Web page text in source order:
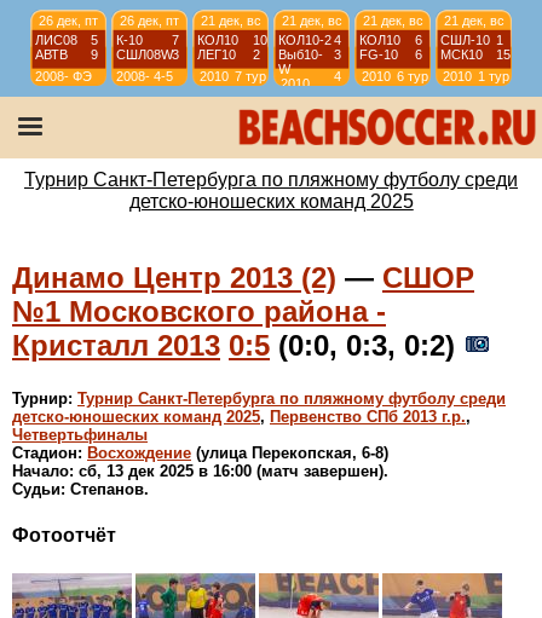
26 дек, пт
ЛИС08
5
АВТВ
9
2008-
2009
ФЭ
26 дек, пт
К-10
7
СШЛ08W3
2008-
2009
4-5
21 дек, вс
КОЛ10
10
ЛЕГ10
2
2010 7 тур
21 дек, вс
КОЛ10-24
Выб10-
W
3
2010
4
тур
21 дек, вс
КОЛ10
6
FG-10
6
2010 6 тур
21 дек, вс
СШЛ-10 1
МСК10
15
2010 1 тур
21 дек, вс
ВЫБ13R 2
МСК13
6
21 дек, вс
СЕСТ14
5
ЗЕН15
3
21 дек, вс
К-14(2)
4
КОЛ-14
12
Турнир Санкт-Петербурга по пляжному футболу среди
детско-юношеских команд 2025
Динамо Центр 2013 (2) — СШОР
№1 Московского района -
Кристалл 2013 0:5 (0:0, 0:3, 0:2)
Турнир: Турнир Санкт-Петербурга по пляжному футболу среди
детско-юношеских команд 2025, Первенство СПб 2013 г.р.,
Четвертьфиналы
Стадион: Восхождение (улица Перекопская, 6-8)
Начало: сб, 13 дек 2025 в 16:00 (матч завершен).
Судьи: Степанов.
Фотоотчёт